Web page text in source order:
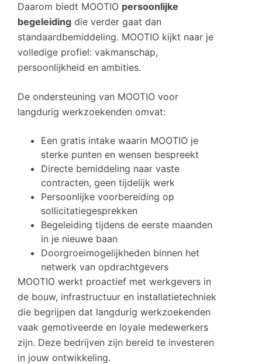
Daarom biedt MOOTIO persoonlijke
begeleiding die verder gaat dan
standaardbemiddeling. MOOTIO kijkt naar je
volledige profiel: vakmanschap,
persoonlijkheid en ambities.
De ondersteuning van MOOTIO voor
langdurig werkzoekenden omvat:
Een gratis intake waarin MOOTIO je
sterke punten en wensen bespreekt
Directe bemiddeling naar vaste
contracten, geen tijdelijk werk
Persoonlijke voorbereiding op
sollicitatiegesprekken
Begeleiding tijdens de eerste maanden
in je nieuwe baan
Doorgroeimogelijkheden binnen het
netwerk van opdrachtgevers
MOOTIO werkt proactief met werkgevers in
de bouw, infrastructuur en installatietechniek
die begrijpen dat langdurig werkzoekenden
vaak gemotiveerde en loyale medewerkers
zijn. Deze bedrijven zijn bereid te investeren
in jouw ontwikkeling.